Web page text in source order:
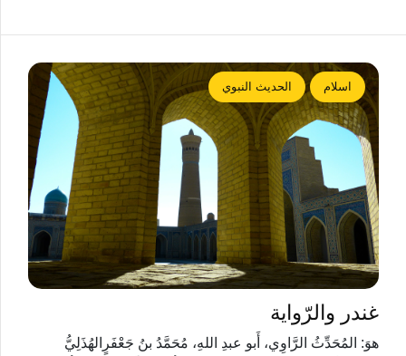
اسلام الحديث النبوي
غندر والرّواية
هوَ: المُحَدِّثُ الرَّاوِي، أَبو عبدِ اللهِ، مُحَمَّدُ بنُ جَعْفَرٍالهُذَلِيُّ